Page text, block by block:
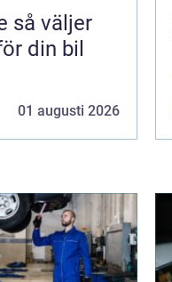
din bil
01 augusti 2026